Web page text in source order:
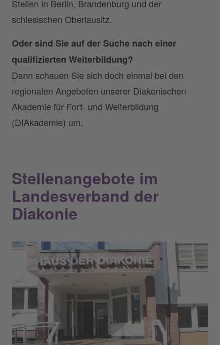
Stellen in Berlin, Brandenburg und der
schlesischen Oberlausitz.
Oder sind Sie auf der Suche nach einer
qualifizierten Weiterbildung?
Dann schauen Sie sich doch einmal bei den
regionalen Angeboten unserer Diakonischen
Akademie für Fort- und Weiterbildung
(DIAkademie) um.
Stellenangebote im
Landesverband der
Diakonie